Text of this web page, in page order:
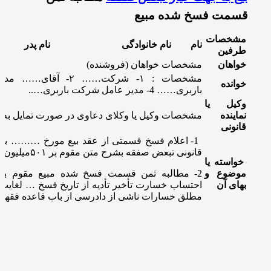
قسمت فسخ شده مبیع
مشخصات
طرفین
نام نام خانوادگی
نام پدر
خواهان
مشخصات خواهان (فروشنده)
خوانده
باربری…… 4- مدیر عامل شرکت باربری…..
وکیل یا
نماینده
قانونی
مشخصات وكیل یا وکلای دعاوی در صورت تمایل به
خواسته یا
موضوع و
بهای آن
1- اعلام فسخ قسمتی از عقد بیع مورخ ……… با
قانونی تبعض صفقه بشرح متن مقوم بر ۵۰۱میلیون ریال
2- مطالبه ثمن قسمت فسخ شده مبیع مقوم
احتساب خسارت تأخیر تأدیه از تاریخ فسخ …
مطلق خسارات ناشی از دادرسی از باب قاعده